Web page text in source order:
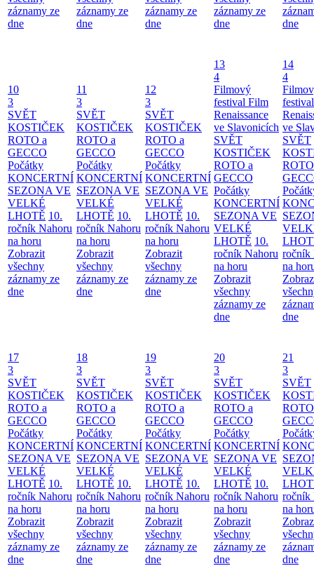
záznamy ze
dne
záznamy ze
dne
záznamy ze
dne
záznamy ze
dne
dne
10
3
SVĚT
KOSTIČEK
ROTO a
GECCO
Počátky
KONCERTNÍ
SEZONA VE
VELKÉ
LHOTĚ 10.
ročník Nahoru
na horu
Zobrazit
všechny
záznamy ze
dne
11
3
SVĚT
KOSTIČEK
ROTO a
GECCO
Počátky
KONCERTNÍ
SEZONA VE
VELKÉ
LHOTĚ 10.
ročník Nahoru
na horu
Zobrazit
všechny
záznamy ze
dne
12
3
SVĚT
KOSTIČEK
ROTO a
GECCO
Počátky
KONCERTNÍ
SEZONA VE
VELKÉ
LHOTĚ 10.
ročník Nahoru
na horu
Zobrazit
všechny
záznamy ze
dne
13
4
Filmový
festival Film
Renaissance
ve Slavonicích
SVĚT
KOSTIČEK
ROTO a
GECCO
Počátky
KONCERTNÍ
SEZONA VE
VELKÉ
LHOTĚ 10.
ročník Nahoru
na horu
Zobrazit
všechny
záznamy ze
dne
14
4
ve
SVĚT
ročník
na
dne
17
3
SVĚT
KOSTIČEK
ROTO a
GECCO
Počátky
KONCERTNÍ
SEZONA VE
VELKÉ
LHOTĚ 10.
ročník Nahoru
na horu
Zobrazit
všechny
záznamy ze
dne
18
3
SVĚT
KOSTIČEK
ROTO a
GECCO
Počátky
KONCERTNÍ
SEZONA VE
VELKÉ
LHOTĚ 10.
ročník Nahoru
na horu
Zobrazit
všechny
záznamy ze
dne
19
3
SVĚT
KOSTIČEK
ROTO a
GECCO
Počátky
KONCERTNÍ
SEZONA VE
VELKÉ
LHOTĚ 10.
ročník Nahoru
na horu
Zobrazit
všechny
záznamy ze
dne
20
3
SVĚT
KOSTIČEK
ROTO a
GECCO
Počátky
KONCERTNÍ
SEZONA VE
VELKÉ
LHOTĚ 10.
ročník Nahoru
na horu
Zobrazit
všechny
záznamy ze
dne
21
3
SVĚT
ročník
na
dne